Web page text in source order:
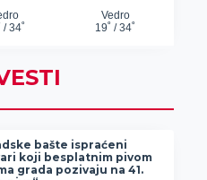
bašte ispraćeni
koji besplatnim pivom
grada pozivaju na 41.